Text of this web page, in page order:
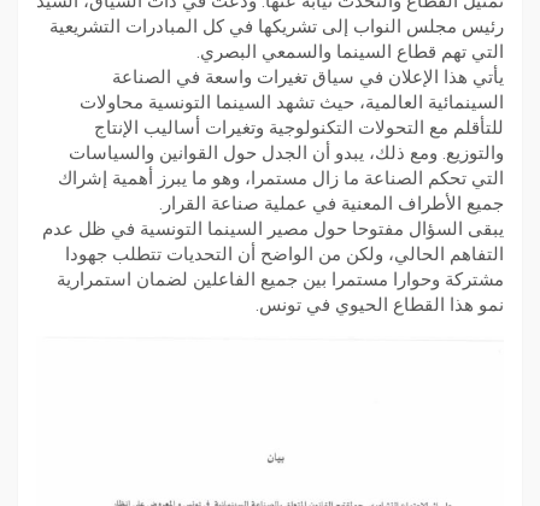
رئيس مجلس النواب إلى تشريكها في كل المبادرات التشريعية
التي تهم قطاع السينما والسمعي البصري.
يأتي هذا الإعلان في سياق تغيرات واسعة في الصناعة
السينمائية العالمية، حيث تشهد السينما التونسية محاولات
للتأقلم مع التحولات التكنولوجية وتغيرات أساليب الإنتاج
والتوزيع. ومع ذلك، يبدو أن الجدل حول القوانين والسياسات
التي تحكم الصناعة ما زال مستمرا، وهو ما يبرز أهمية إشراك
جميع الأطراف المعنية في عملية صناعة القرار.
يبقى السؤال مفتوحا حول مصير السينما التونسية في ظل عدم
التفاهم الحالي، ولكن من الواضح أن التحديات تتطلب جهودا
مشتركة وحوارا مستمرا بين جميع الفاعلين لضمان استمرارية
نمو هذا القطاع الحيوي في تونس.